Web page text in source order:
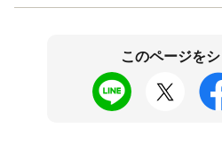
このページを